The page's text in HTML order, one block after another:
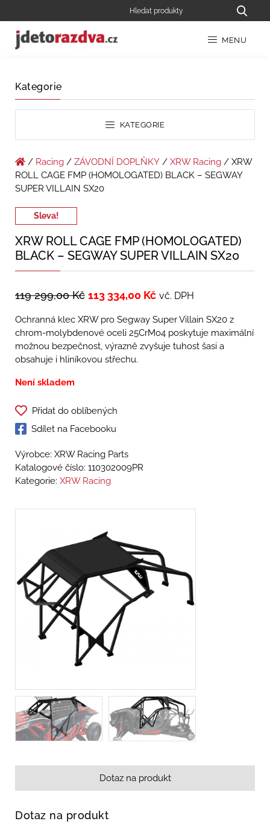
MENU
Kategorie
KATEGORIE
/ Racing / ZÁVODNÍ DOPLŇKY / XRW Racing / XRW
ROLL CAGE FMP (HOMOLOGATED) BLACK – SEGWAY
SUPER VILLAIN SX20
Sleva!
XRW ROLL CAGE FMP (HOMOLOGATED)
BLACK – SEGWAY SUPER VILLAIN SX20
119 299,00Kč 113 334,00 Kč vč. DPH
Ochranná klec XRW pro Segway Super Villain SX20 z
chrom-molybdenové oceli 25CrMo4 poskytuje maximální
možnou bezpečnost, výrazně zvyšuje tuhost šasi a
obsahuje i hliníkovou střechu.
Není skladem
Přidat do oblíbených
Sdílet na Facebooku
Výrobce: XRW Racing Parts
Katalogové číslo: 110302009PR
Kategorie: XRW Racing
Dotaz na produkt
Dotaz na produkt